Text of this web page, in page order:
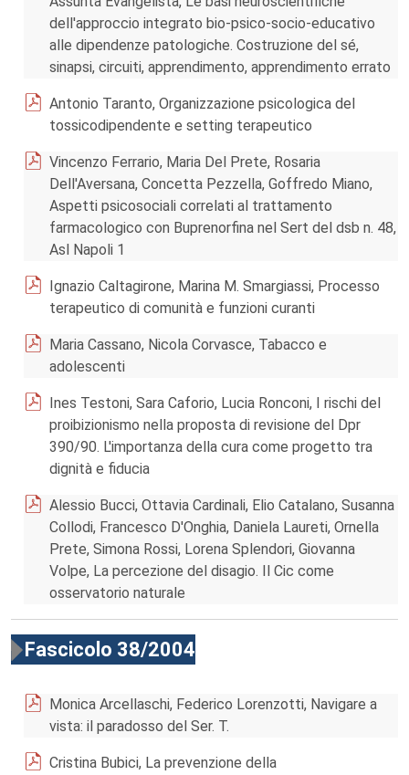
dell'approccio integrato bio-psico-socio-educativo
alle dipendenze patologiche. Costruzione del sé,
sinapsi, circuiti, apprendimento, apprendimento errato
Antonio Taranto, Organizzazione psicologica del
tossicodipendente e setting terapeutico
Vincenzo Ferrario, Maria Del Prete, Rosaria
Dell'Aversana, Concetta Pezzella, Goffredo Miano,
Aspetti psicosociali correlati al trattamento
farmacologico con Buprenorfina nel Sert del dsb n. 48,
Asl Napoli 1
Ignazio Caltagirone, Marina M. Smargiassi, Processo
terapeutico di comunità e funzioni curanti
Maria Cassano, Nicola Corvasce, Tabacco e
adolescenti
Ines Testoni, Sara Caforio, Lucia Ronconi, I rischi del
proibizionismo nella proposta di revisione del Dpr
390/90. L'importanza della cura come progetto tra
dignità e fiducia
Alessio Bucci, Ottavia Cardinali, Elio Catalano, Susanna
Collodi, Francesco D'Onghia, Daniela Laureti, Ornella
Prete, Simona Rossi, Lorena Splendori, Giovanna
Volpe, La percezione del disagio. Il Cic come
osservatorio naturale
Fascicolo 38/2004
Monica Arcellaschi, Federico Lorenzotti, Navigare a
vista: il paradosso del Ser. T.
Cristina Bubici, La prevenzione della